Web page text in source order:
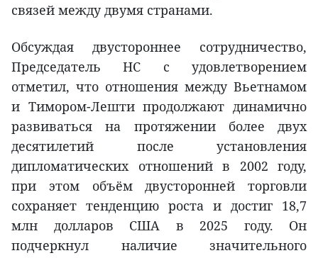
связей между двумя странами.
Обсуждая двустороннее сотрудничество,
Председатель НС с удовлетворением
отметил, что отношения между Вьетнамом
и Тимором-Лешти продолжают динамично
развиваться на протяжении более двух
десятилетий после установления
дипломатических отношений в 2002 году,
при этом объём двусторонней торговли
сохраняет тенденцию роста и достиг 18,7
млн долларов США в 2025 году. Он
подчеркнул наличие значительного